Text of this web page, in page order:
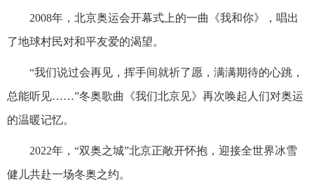
2008年，北京奥运会开幕式上的一曲《我和你》，唱出
了地球村民对和平友爱的渴望。
“我们说过会再见，挥手间就祈了愿，满满期待的心跳，
总能听见……”冬奥歌曲《我们北京见》再次唤起人们对奥运
的温暖记忆。
2022年，“双奥之城”北京正敞开怀抱，迎接全世界冰雪
健儿共赴一场冬奥之约。